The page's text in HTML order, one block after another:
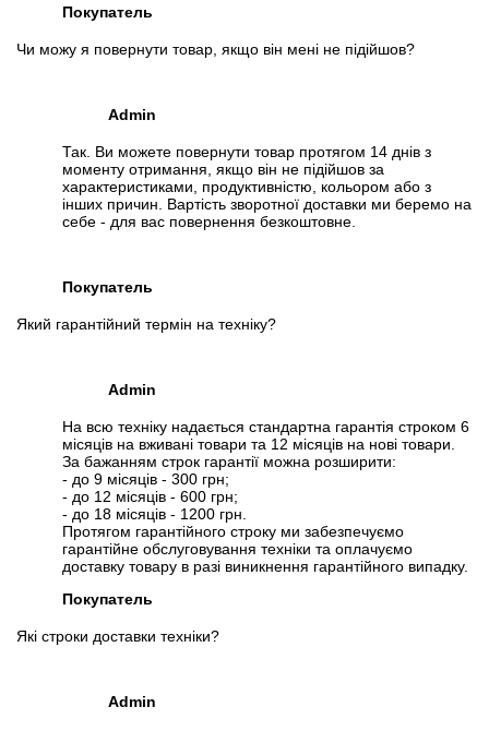
Покупатель
Чи можу я повернути товар, якщо він мені не підійшов?
Admin
Так. Ви можете повернути товар протягом 14 днів з
моменту отримання, якщо він не підійшов за
характеристиками, продуктивністю, кольором або з
інших причин. Вартість зворотної доставки ми беремо на
себе - для вас повернення безкоштовне.
Покупатель
Який гарантійний термін на техніку?
Admin
На всю техніку надається стандартна гарантія строком 6
місяців на вживані товари та 12 місяців на нові товари.
За бажанням строк гарантії можна розширити:
- до 9 місяців - 300 грн;
- до 12 місяців - 600 грн;
- до 18 місяців - 1200 грн.
Протягом гарантійного строку ми забезпечуємо
гарантійне обслуговування техніки та оплачуємо
доставку товару в разі виникнення гарантійного випадку.
Покупатель
Які строки доставки техніки?
Admin